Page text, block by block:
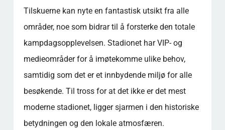
Tilskuerne kan nyte en fantastisk utsikt fra alle
områder, noe som bidrar til å forsterke den totale
kampdagsopplevelsen. Stadionet har VIP- og
medieområder for å imøtekomme ulike behov,
samtidig som det er et innbydende miljø for alle
besøkende. Til tross for at det ikke er det mest
moderne stadionet, ligger sjarmen i den historiske
betydningen og den lokale atmosfæren.